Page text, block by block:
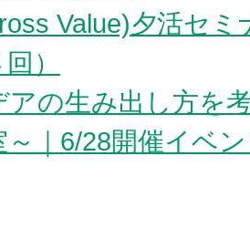
Value)夕活セ
）
アの生み出し方を
～｜6/28開催イベ